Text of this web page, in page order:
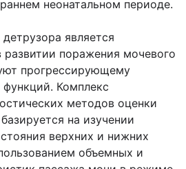
неонатальном периоде.
является
поражения мочевого
прогрессирующему
Комплекс
методов оценки
на изучении
верхних и нижних
объемных и